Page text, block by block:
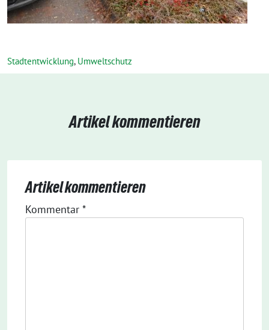
Stadtentwicklung, Umweltschutz
Artikel kommentieren
Artikel kommentieren
Kommentar *